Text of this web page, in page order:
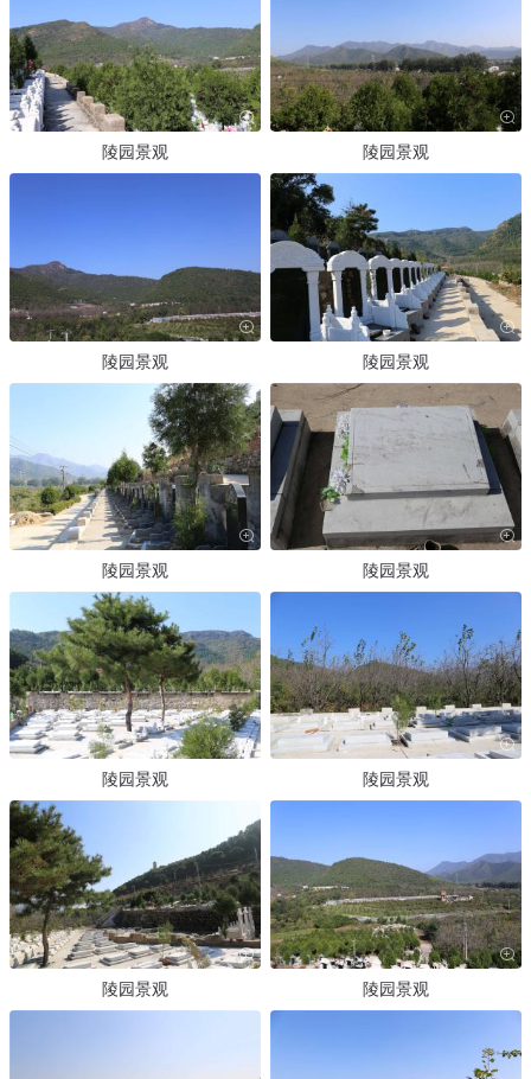
陵园景观 陵园景观
陵园景观 陵园景观
陵园景观 陵园景观
陵园景观 陵园景观
陵园景观 陵园景观